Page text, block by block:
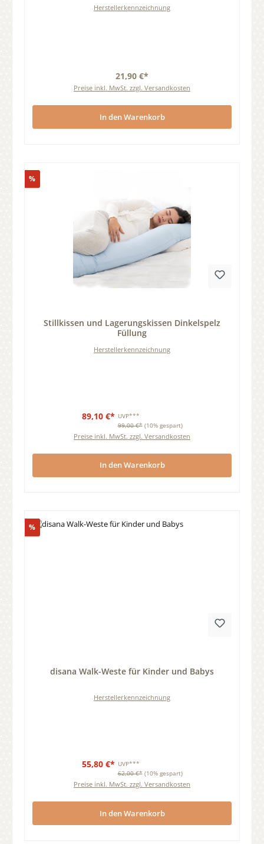
Herstellerkennzeichnung
21,90 €*
Preise inkl. MwSt. zzgl. Versandkosten
In den Warenkorb
%Rabatt
Stillkissen und Lagerungskissen Dinkelspelz
Füllung
Herstellerkennzeichnung
89,10 €* UVP***
99,00 €* (10% gespart)
Preise inkl. MwSt. zzgl. Versandkosten
In den Warenkorb
%Rabatt
disana Walk-Weste für Kinder und Babys
Herstellerkennzeichnung
55,80 €* UVP***
62,00 €* (10% gespart)
Preise inkl. MwSt. zzgl. Versandkosten
In den Warenkorb